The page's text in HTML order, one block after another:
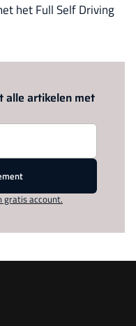
het Full Self Driving
alle artikelen met
gratis account.